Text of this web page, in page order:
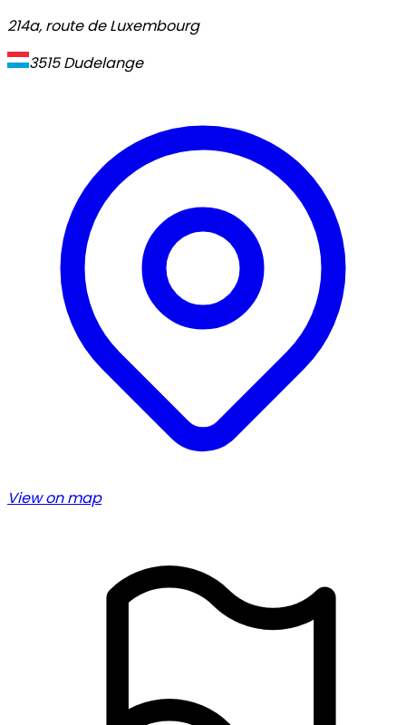
214a, route de Luxembourg
3515 Dudelange
View on map